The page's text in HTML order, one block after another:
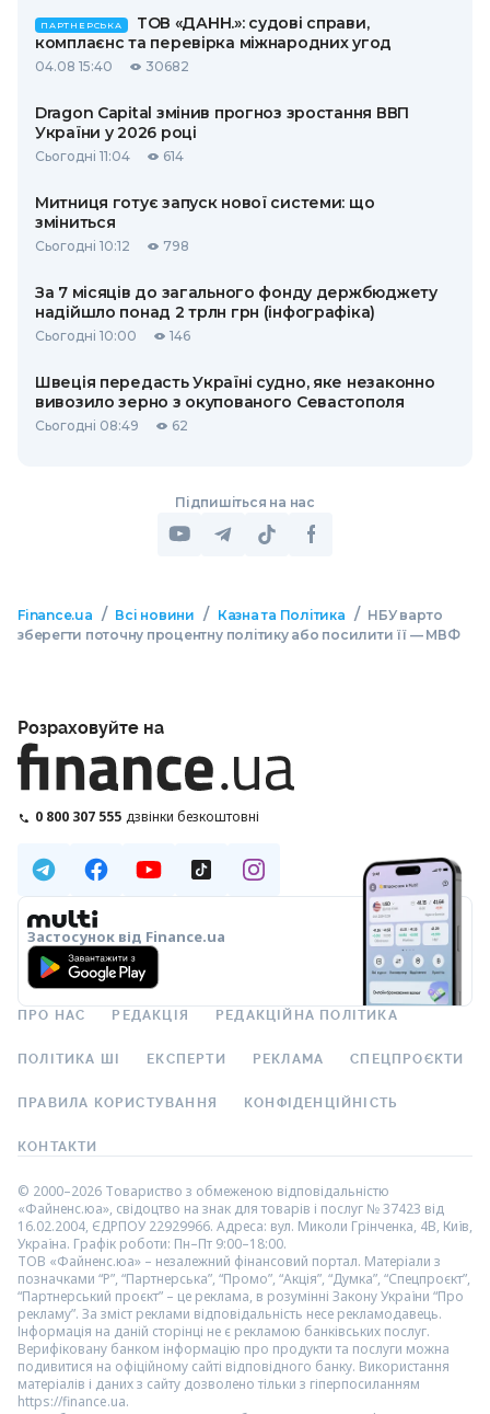
ПАРТНЕРСЬКА
ТОВ «ДАНН.»: судові справи,
комплаєнс та перевірка міжнародних угод
04.08 15:40 30682
Dragon Capital змінив прогноз зростання ВВП
України у 2026 році
Сьогодні 11:04 614
Митниця готує запуск нової системи: що
зміниться
Сьогодні 10:12 798
За 7 місяців до загального фонду держбюджету
надійшло понад 2 трлн грн (інфографіка)
Сьогодні 10:00 146
Швеція передасть Україні судно, яке незаконно
вивозило зерно з окупованого Севастополя
Сьогодні 08:49 62
Підпишіться на нас
Finance.ua / Всі новини / Казна та Політика / НБУ варто
зберегти поточну процентну політику або посилити її — МВФ
Розраховуйте на
0 800 307 555 дзвінки безкоштовні
Застосунок від Finance.ua
ПРО НАС РЕДАКЦІЯ РЕДАКЦІЙНА ПОЛІТИКА
ПОЛІТИКА ШІ ЕКСПЕРТИ РЕКЛАМА СПЕЦПРОЄКТИ
ПРАВИЛА КОРИСТУВАННЯ КОНФІДЕНЦІЙНІСТЬ
КОНТАКТИ
© 2000–2026 Товариство з обмеженою відповідальністю
«Файненс.юа», свідоцтво на знак для товарів і послуг № 37423 від
16.02.2004, ЄДРПОУ 22929966. Адреса: вул. Миколи Грінченка, 4В, Київ,
Україна. Графік роботи: Пн–Пт 9:00–18:00.
ТОВ «Файненс.юа» – незалежний фінансовий портал. Матеріали з
позначками “Р”, “Партнерська”, “Промо”, “Акція”, “Думка”, “Спецпроєкт”,
“Партнерський проєкт” – це реклама, в розумінні Закону України “Про
рекламу”. За зміст реклами відповідальність несе рекламодавець.
Інформація на даній сторінці не є рекламою банківських послуг.
Верифіковану банком інформацію про продукти та послуги можна
подивитися на офіційному сайті відповідного банку. Використання
матеріалів і даних з сайту дозволено тільки з гіперпосиланням
https://finance.ua.